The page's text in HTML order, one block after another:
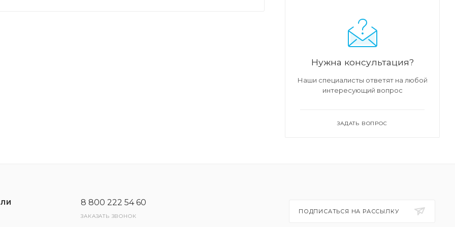
Нужна консультация?
Наши специалисты ответят на любой
интересующий вопрос
ЗАДАТЬ ВОПРОС
8 800 222 54 60
ЗАКАЗАТЬ ЗВОНОК
ПОДПИСАТЬСЯ НА РАССЫЛКУ